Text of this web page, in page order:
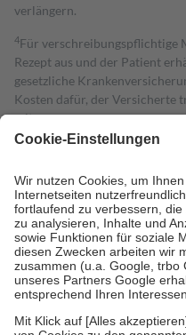
verlängern.
4Für verschreibungspflichtige
Rezept aus und der Patient
gesetzliche
Kosten dafür, der Versicherte
mit.
Grundsätzlich leisten
höchstens zehn Euro.
Es sind
Kosten der Leistung zu
Diese Regeln gelten
Bei Heilmitteln und häuslicher
Zuzahlung zehn Prozent der
Verordnung.
Um das Engagement der
stärken und die besondere
fallenkeine Zuzahlungenan bei: